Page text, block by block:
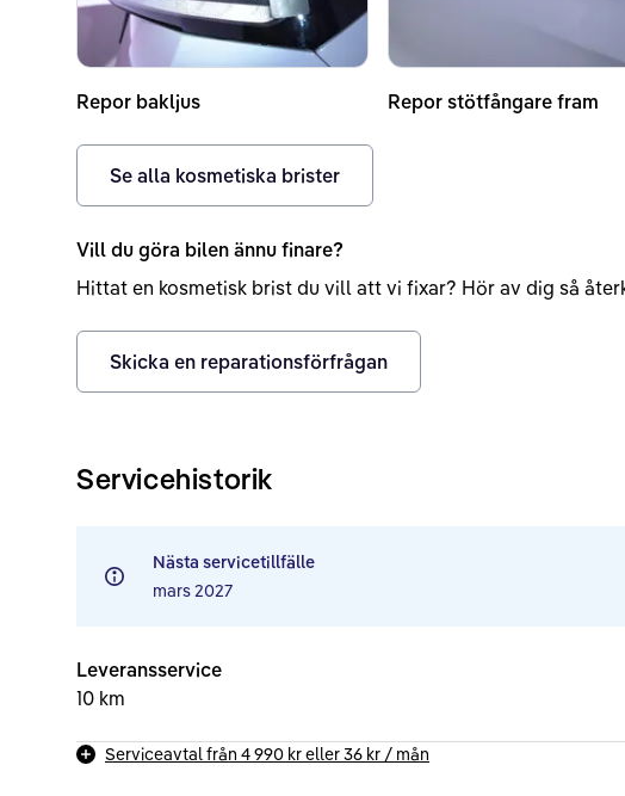
Repor bakljus Repor stötfångare fram
Se alla kosmetiska brister
Vill du göra bilen ännu finare?
Hittat en kosmetisk brist du vill att vi fixar? Hör av dig så
Skicka en reparationsförfrågan
Servicehistorik
Nästa servicetillfälle
mars 2027
Leveransservice
10 km
Serviceavtal från 4 990 kreller36 kr / mån